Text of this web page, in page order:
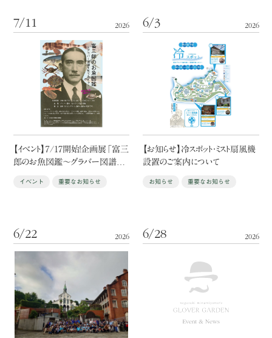
【イベント】７/17開始！企画展「富三
郎のお魚図鑑～グラバー図譜を
2026
7/11
イベント 重要なお知らせ
【お知らせ】冷スポット・ミスト扇風機
設置のご案内について
2026
6/3
お知らせ 重要なお知らせ
2026
6/22 2026
6/28